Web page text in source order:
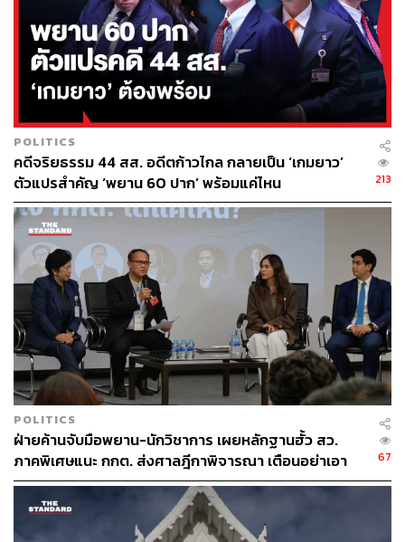
ทางการเมืองระดับชาติด้วยหรือไม่นั้น พริษฐ์กล่าวว่า ตาม
เจตนาแล้ว การเลือก สว. ถูกออกแบบมาเพื่อไม่ให้
พรรคการเมืองเข้ามาเกี่ยวข้อง โดยพฤตินัยแล้วผู้สมัครต้อง
ไม่มีความเชื่อมโยงกับพรรคการเมือง
อัปเดตข่าวล่าสุด เลือก สว. 2567 เกาะติดผลการเลือก
สว. ได้ที่https://thestandard.co/thai-senate-election-2
024/, Facebook :THE STANDARDและ YouTube : T
HE STANDARD
TAGS: สมชาย วงศ์สวัสดิ์ พริษฐ์ วัชรสินธุ
สมาชิกวุฒิสภา (สว.)
ENDGAMEสว67
222
ABOUT THE AUTHOR
THE STANDARD TEAM
POLITICS
คดีจริยธรรม 44 สส. อดีตก้าวไกล กลายเป็น ‘เกมยาว’
ตัวแปรสำคัญ ‘พยาน 60 ปาก’ พร้อมแค่ไหน
213
POLITICS
ฝ่ายค้านจับมือพยาน-นักวิชาการ เผยหลักฐานฮั้ว สว.
ภาคพิเศษแนะ กกต. ส่งศาลฎีกาพิจารณา เตือนอย่าเอา
ตัวเป็นตู้รับกระสุนแทน
67